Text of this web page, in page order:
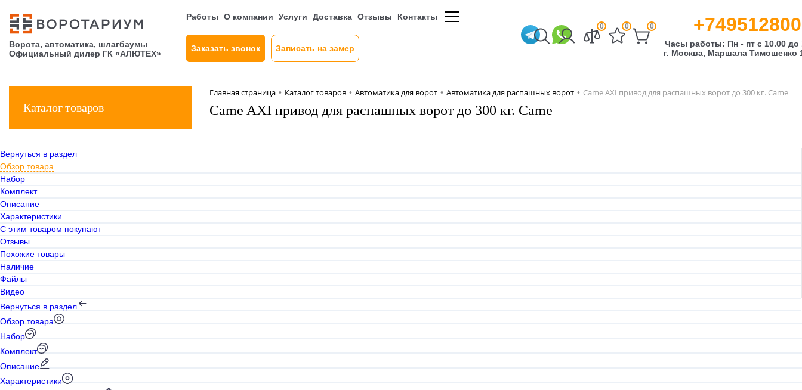
Ворота, автоматика, шлагбаумы
Официальный дилер ГК «АЛЮТЕХ»
Работы О компании Услуги Доставка Отзывы Контакты
Заказать звонок Записать на замер
0 0 0
Часы работы: Пн - пт с 10.00 до
г. Москва, Маршала Тимошенко
Каталог товаров
Главная страница • Каталог товаров • Автоматика для ворот • Автоматика для распашных ворот • Came AXI привод для распашных ворот до 300 кг. Came
Came AXI привод для распашных ворот до 300 кг. Came
Вернуться в раздел
Обзор товара
Набор
Комплект
Описание
Характеристики
С этим товаром покупают
Отзывы
Похожие товары
Наличие
Файлы
Видео
Вернуться в раздел
Обзор товара
Набор
Комплект
Описание
Характеристики